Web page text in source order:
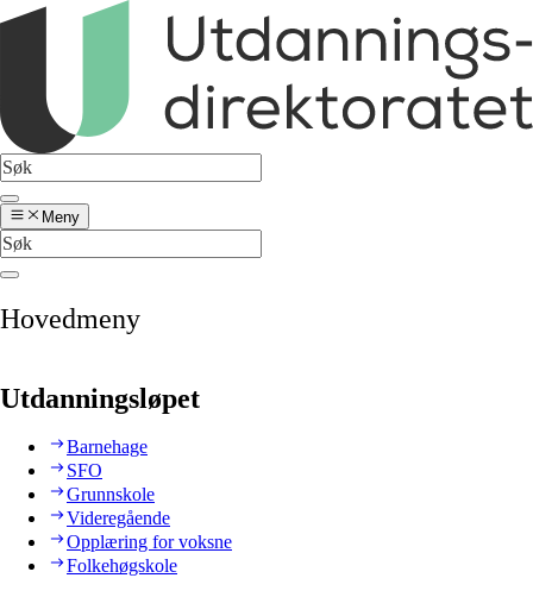
Meny
Hovedmeny
Utdanningsløpet
Barnehage
SFO
Grunnskole
Videregående
Opplæring for voksne
Folkehøgskole